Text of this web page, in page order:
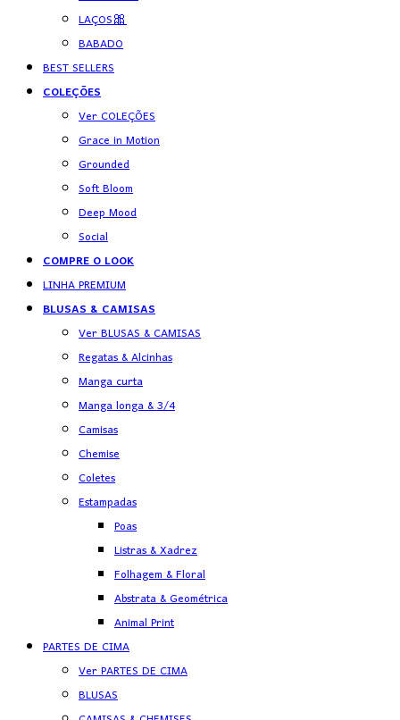
LAÇOS🎀
BABADO
BEST SELLERS
COLEÇÕES
Ver COLEÇÕES
Grace in Motion
Grounded
Soft Bloom
Deep Mood
Social
COMPRE O LOOK
LINHA PREMIUM
BLUSAS & CAMISAS
Ver BLUSAS & CAMISAS
Regatas & Alcinhas
Manga curta
Manga longa & 3/4
Camisas
Chemise
Coletes
Estampadas
Poas
Listras & Xadrez
Folhagem & Floral
Abstrata & Geométrica
Animal Print
PARTES DE CIMA
Ver PARTES DE CIMA
BLUSAS